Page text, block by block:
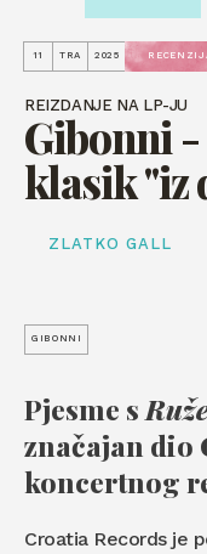
11 TRA 2025
REIZDANJE NA LP-JU
Gibonni
klasik "iz
ZLATKO GALL
GIBONNI
Pjesme s
značajan dio
koncertnog
Croatia Records je